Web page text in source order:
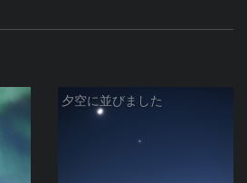
夕空に並びました